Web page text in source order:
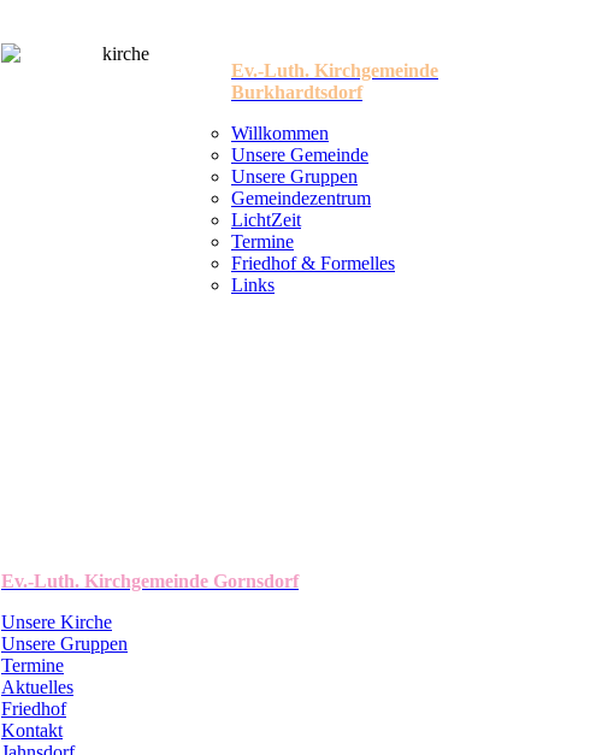
Ev.-Luth. Kirchgemeinde
Burkhardtsdorf
Willkommen
Unsere Gemeinde
Unsere Gruppen
Gemeindezentrum
LichtZeit
Termine
Friedhof & Formelles
Links
Ev.-Luth. Kirchgemeinde Gornsdorf
Unsere Kirche
Unsere Gruppen
Termine
Aktuelles
Friedhof
Kontakt